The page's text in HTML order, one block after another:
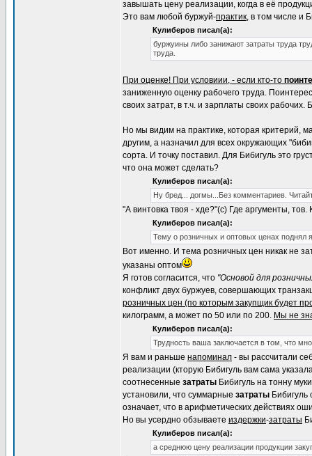
завышать цену реализации, когда в её
Это вам любой буржуй-практик, в том числе и
Кулиберов писал(а):
буржуины либо занижают затраты труда
труда.
При оценке! При условиии, - если кто-то
заниженную оценку рабочего труда.
своих затрат, в т.ч. и зарплаты своих
Но мы видим на практике, которая критерий,
другим, а назначил для всех окружающих
сорта. И точку поставил. Для Бибигуль это
что она может сделать?
Кулиберов писал(а):
Ну бред... догмы...Без комментариев.
"А винтовка твоя - хде?"(с) Где аргументы,
Кулиберов писал(а):
Тему о розничных и оптовых ценах поднял
Вот именно. И тема розничных цен никак не
указаны оптом
Я готов согласится, что "Основой для
конфликт двух буржуев, совершающих
розничных цен (по которым закупщик будет
килограмм, а может по 50 или по 200. Мы не
Кулиберов писал(а):
Трудность ваша заключается в том, что
Я вам и раньше напоминал - вы рассчитали
реализации (кторую Бибигуль вам сама
соотнесенные затраты Бибигуль на тонну
установили, что суммарные затраты
означает, что в арифметических действиях
Но вы усердно обзываете издержки-затраты
Кулиберов писал(а):
а среднюю цену реализации продукции